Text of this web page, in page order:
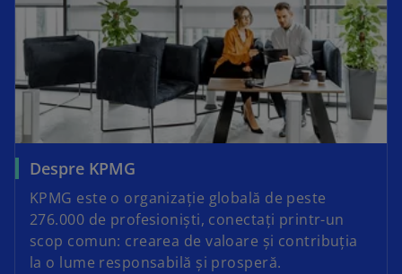
Despre KPMG
KPMG este o organizație globală de peste
276.000 de profesioniști, conectați printr-un
scop comun: crearea de valoare și contribuția
la o lume responsabilă și prosperă.